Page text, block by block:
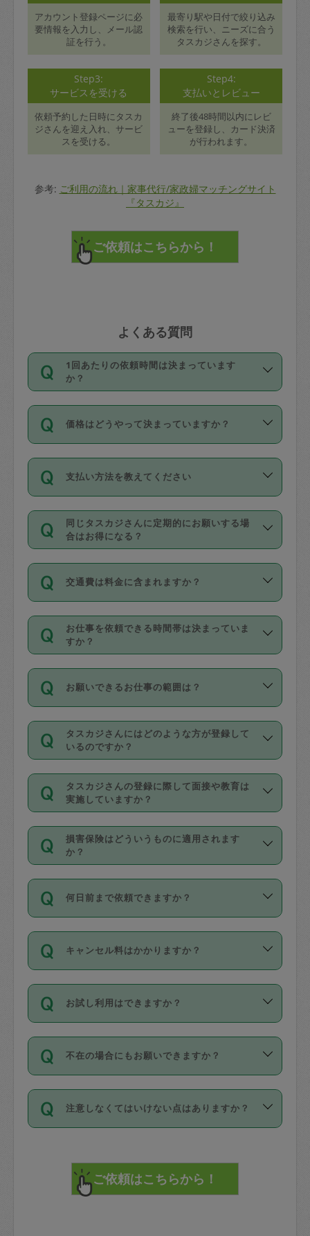
アカウント登録ページに必
要情報を入力し、メール認
証を行う。
最寄り駅や日付で絞り込み
検索を行い、ニーズに合う
タスカジさんを探す。
Step3:
サービスを受ける
依頼予約した日時にタスカ
ジさんを迎え入れ、サービ
スを受ける。
Step4:
支払いとレビュー
終了後48時間以内にレビ
ューを登録し、カード決済
が行われます。
参考: ご利用の流れ｜家事代行/家政婦マッチングサイト
『タスカジ』
よくある質問
1回あたりの依頼時間は決まっています
か？
依頼1回につき3時間固定です。3時間を
超えて依頼したい場合は、延長機能をご
利用ください。機能をご利用いただくに
の上事前申請することが必要です。な
お、3時間を下回っても、値引き等はござ
いません。
価格はどうやって決まっていますか？
11種類の価格帯の中からタスカジさん自
身が価格を選んで設定しています。
タスカジさんの価格設定には最初は制限
があり、レビュー件数、レビューの平均
値、などで除々に設定可能な最高額が上
がっていく仕組みになっています。
支払い方法を教えてください
お支払方法はクレジットカード（Visa／
Master／JCB／AMERICAN EXPRESS／
Diners Club）のみとなります。
を行う際にご入力ください。プロフィー
ル登録時にはご入力いただかなくても大
丈夫です。
デビットカード・プリペイドカード（Vプ
リカ、au WALLETなど）は支払にはご利
銀行振込や現金払いも対応していませ
なお、タスカジさんの交通費も、依頼料
金のご請求と合わせてお支払いとなりま
動計算で表示されます。
同じタスカジさんに定期的にお願いする場
合はお得になる？
依頼には「スポット」と「定期（毎週｜
隔週）」があり、「定期」の依頼は「ス
ポット」よりお得な料金でご利用できま
す。
定期の最低利用回数は設けていない代わ
りに、一定数を超えたキャンセルは有償
（例：毎週定期の場合は３回以上のキャ
ンセルが有償（1200円、隔週定期の場合
は２回以上のキャンセルが有償（1200
交通費は料金に含まれますか？
交通費は依頼料金とは別途発生し、依頼
料金のご請求と合わせてお支払いとなり
ます。交通費の金額は「依頼の詳細」に
お仕事を依頼できる時間帯は決まっていま
すか？
時間帯は3種類あります。いずれも１回あ
たり３時間です。
・ＡＭ ９時～１２時
・ＰＭ １３時～１６時
・夜 １８時～２１時
開始時間を２時間前後変更することが可
能です。依頼送信後、個別にタスカジさ
んにメッセージを送り調整してくださ
い。ただし、２時間を越えての調整はで
時間も被らない場合、損害保険の対象外
お願いできるお仕事の範囲は？
掃除、整理収納、洗濯、買い物、料理、
作り置きです。タスカジさんによってで
きる仕事の範囲が異なりますので、依頼
する前にタスカジさんのプロフィールで
確認してください。
基本的に、高所での作業や危険作業、屋
外での作業は対象外です。
タスカジさんにはどのような方が登録して
いるのですか？
主婦として長年の家事経験をお持ちの
方、栄養士・調理師といった資格者で保
育園や学校の給食やレストランで料理関
係の専門職に従事されていた方、日本で
すでにハウスキーパーや英語の先生とし
てお仕事をしているフィリピン出身の
社員など様々なバックグラウンドの方が
登録しています。
日本語も話せる方など様々です。
ールに記載していますので、各自の得意
を依頼してください。
タスカジさんの登録に際して面接や教育は
実施していますか？
応募の際に、各自事務局との面接と説明
を行っています。その後、身分証明書の
写真提出をしていただいています。外国
確認しています。タスカジさんトレーニ
ング動画を使ったセルフトレーニングの
現場トライアルを受け、合格したタスカ
ジさんが活動されています。
※テストセンターの講評は１件目のレビュ
参考
【詳細】タスカジさんの登録に際
損害保険はどういうものに適用されます
か？
依頼者とタスカジさんとの間でタスカジ
を通して成立した作業時間内での作業に
適用されます。作業範囲は、掃除、洗
です。作業中に物を壊したり、人にけが
をさせたりした場合が対象で、補償金額
す。
写真を撮り、
詳細FAQ：
損害賠償保険について教えて
何日前まで依頼できますか？
ご依頼は、現在を起点に3日後（72時間
以降）の日時から受付可能となっていま
す。
タスカジさんへ「募集」をかけることが
可能です。
キャンセル料はかかりますか？
キャンセル料には、以下の2種類がありま
す。
1. 直前キャンセル（定期、スポット契約
共通）
72時間を超える※と、以下のキャンセル
料が発生します。
直前キャンセル料：
72時間前〜24時間前＝依頼料金の50%
お試し利用はできますか？
「お試し利用」というメニューはありま
せんが、「一回のみ」依頼を活用するこ
とによって、気に入ったタスカジさんを
まず、条件の合う気になるタスカジさ
みてください。
その後、一番気に入ったタスカジさんに
不在の場合にもお願いできますか？
不在の場合の作業はタスカジさんの同意
が必要です。数回の依頼ののち、タスカ
ジさんと依頼者の間で十分な信頼関係が
てください。
不在時に部屋に入るためにタスカジさん
注意しなくてはいけない点はありますか？
で、必ず鍵のかかるロッカーや金庫に入
れて依頼者の責任の元管理するよう心掛
けてください。